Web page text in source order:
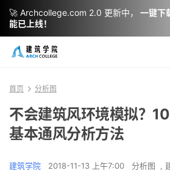
首页 分析图
不会建筑风环境模拟？
基本通风分析方法
建筑学院 2018-11-13 上午7:00 分析图 ,
🚀 Archcollege.com 2.0 更新中，
一键下
能已上线！